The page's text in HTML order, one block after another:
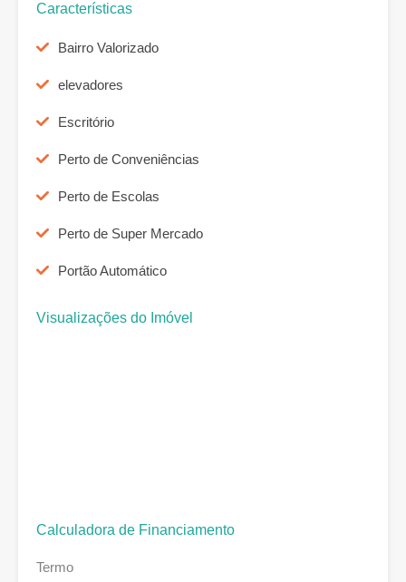
Características
Bairro Valorizado
elevadores
Escritório
Perto de Conveniências
Perto de Escolas
Perto de Super Mercado
Portão Automático
Visualizações do Imóvel
Calculadora de Financiamento
Termo